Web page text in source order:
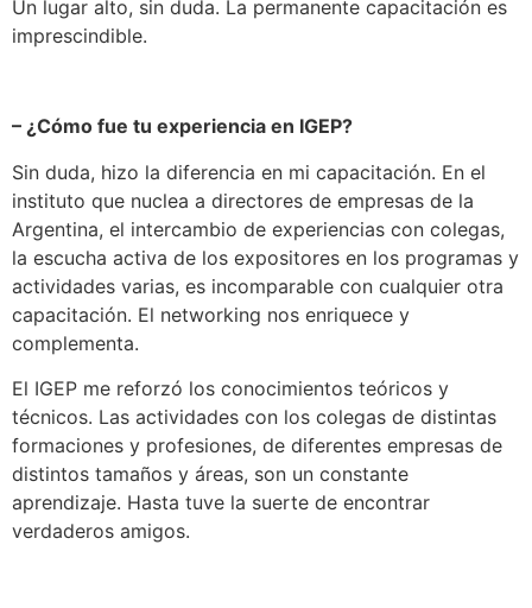
Un lugar alto, sin duda. La permanente capacitación es
imprescindible.
– ¿Cómo fue tu experiencia en IGEP?
Sin duda, hizo la diferencia en mi capacitación. En el
instituto que nuclea a directores de empresas de la
Argentina, el intercambio de experiencias con colegas,
la escucha activa de los expositores en los programas y
actividades varias, es incomparable con cualquier otra
capacitación. El networking nos enriquece y
complementa.
El IGEP me reforzó los conocimientos teóricos y
técnicos. Las actividades con los colegas de distintas
formaciones y profesiones, de diferentes empresas de
distintos tamaños y áreas, son un constante
aprendizaje. Hasta tuve la suerte de encontrar
verdaderos amigos.